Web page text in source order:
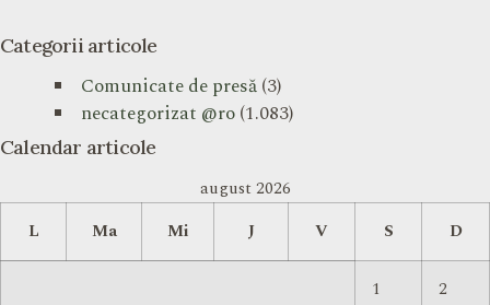
Categorii articole
Comunicate de presă(3)
necategorizat @ro(1.083)
Calendar articole
august 2026
L
Ma Mi J V S D
1 2